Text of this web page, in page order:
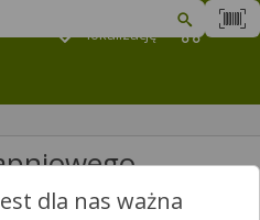
lokalizację
dla nas ważna